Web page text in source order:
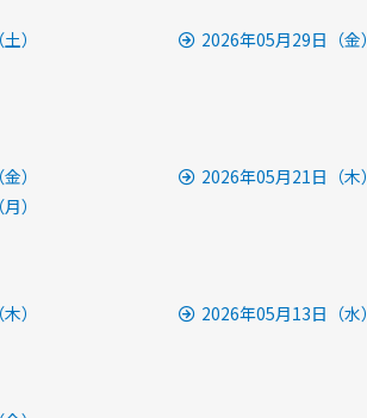
） 2026年05月29日（金）
） 2026年05月21日（木）
）
） 2026年05月13日（水）